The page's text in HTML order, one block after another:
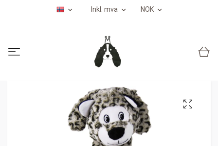
Inkl. mva NOK